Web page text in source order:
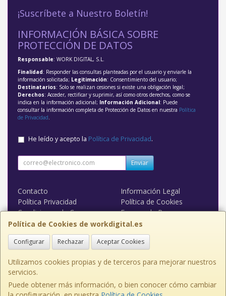
Política de Cookies de workdigital.es
Configurar Rechazar Aceptar Cookies
Utilizamos cookies propias y de terceros para mejorar nuestros
servicios.
Puede obtener más información, o bien conocer cómo cambiar
¡Suscríbete a Nuestro Boletín!
INFORMACIÓN BÁSICA SOBRE
PROTECCIÓN DE DATOS
Responsable: WORK DIGITAL, S.L.
Finalidad: Responder las consultas planteadas por el usuario y enviarle la
información solicitada; Legitimación: Consentimiento del usuario;
Destinatarios: Solo se realizan cesiones si existe una obligación legal;
Derechos: Acceder, rectificar y suprimir, así como otros derechos, como se
indica en la información adicional; Información Adicional: Puede
consultar la información completa de Protección de Datos en nuestra Política
de Privacidad
He leído y acepto la Política de Privacidad.
Enviar
Contacto
Información Legal
Política Privacidad
Política de Cookies
Condiciones de Compra
Formas de Pago
WORK DIGITAL
Contacto
admin@workdigital.es